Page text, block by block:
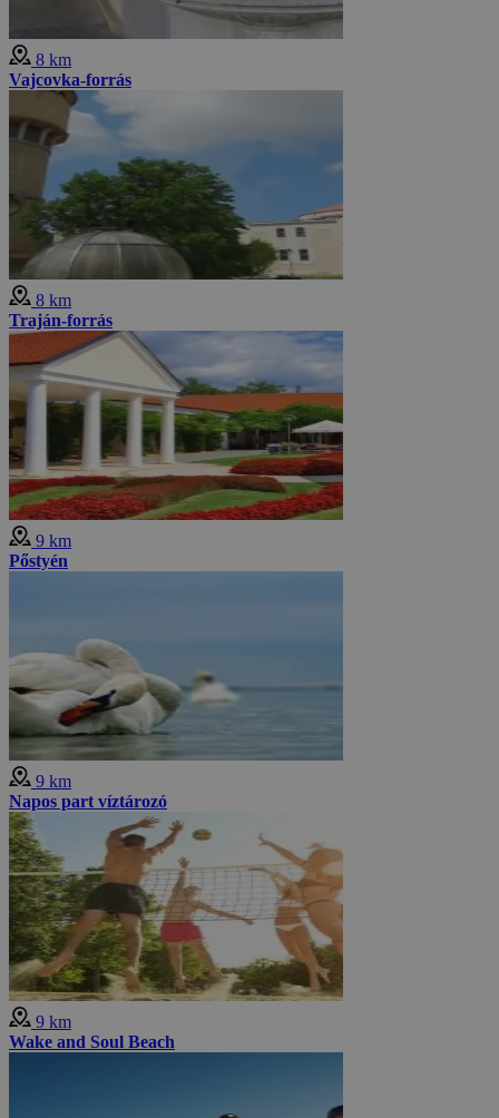
8 km
Vajcovka-forrás
8 km
Traján-forrás
9 km
Pőstyén
9 km
Napos part víztározó
9 km
Wake and Soul Beach